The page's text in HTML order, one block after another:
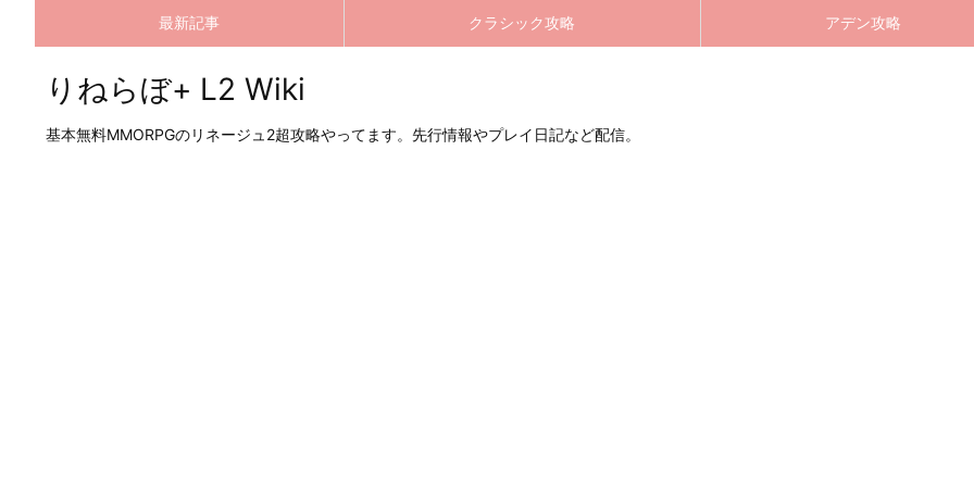
最新記事 クラシック攻略 アデン攻略
りねらぼ+ L2 Wiki
基本無料MMORPGのリネージュ2超攻略やってます。先行情報やプレイ日記など配信。